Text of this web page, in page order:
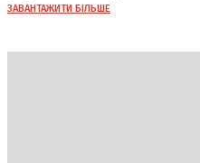
ЗАВАНТАЖИТИ БІЛЬШЕ